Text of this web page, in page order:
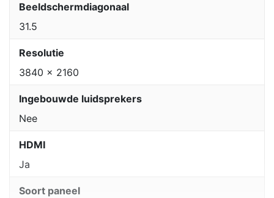
Beeldschermdiagonaal
31.5
Resolutie
3840 x 2160
Ingebouwde luidsprekers
Nee
HDMI
Ja
Soort paneel